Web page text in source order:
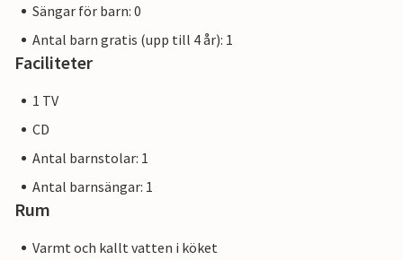
Sängar för barn: 0
Antal barn gratis (upp till 4 år): 1
Faciliteter
1 TV
CD
Antal barnstolar: 1
Antal barnsängar: 1
Rum
Varmt och kallt vatten i köket